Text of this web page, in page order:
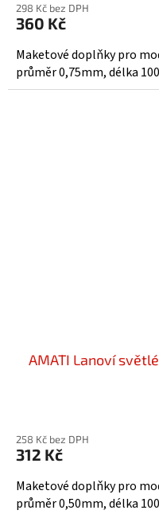
298 Kč bez DPH
360 Kč
Maketové doplňky pro
průměr 0,75mm, délka
AMATI Lanoví
258 Kč bez DPH
312 Kč
Maketové doplňky pro
průměr 0,50mm, délka